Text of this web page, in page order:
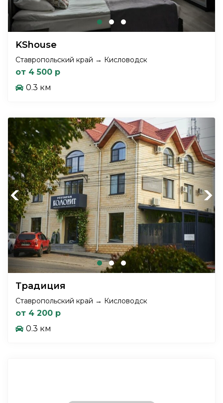
KShouse
Ставропольский край → Кисловодск
от 4 500 р
0.3 км
Previous Next
Традиция
Ставропольский край → Кисловодск
от 4 200 р
0.3 км